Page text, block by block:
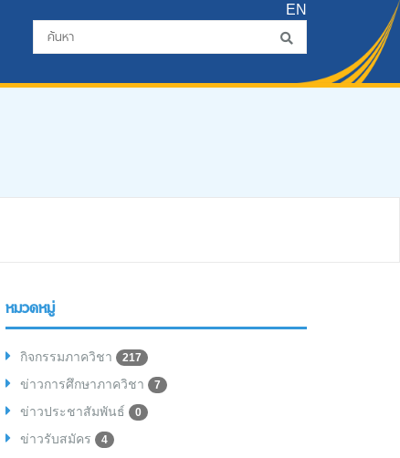
EN
หมวดหมู่
กิจกรรมภาควิชา 217
ข่าวการศึกษาภาควิชา 7
ข่าวประชาสัมพันธ์ 0
ข่าวรับสมัคร 4